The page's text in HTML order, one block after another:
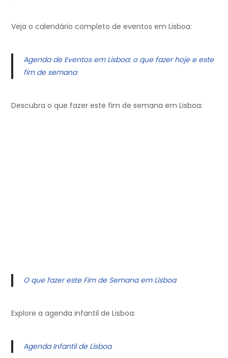
Veja o calendário completo de eventos em Lisboa:
Agenda de Eventos em Lisboa: o que fazer hoje e este
fim de semana
Descubra o que fazer este fim de semana em Lisboa:
O que fazer este Fim de Semana em Lisboa
Explore a agenda infantil de Lisboa:
Agenda Infantil de Lisboa